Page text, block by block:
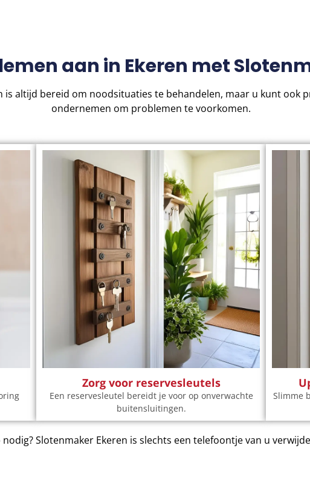
aan in Ekeren met
is altijd bereid om noodsituaties te behandelen, maar u kunt ook
ondernemen om problemen te voorkomen.
Zorg voor reservesleutels
Een reservesleutel bereidt je voor op onverwachte
buitensluitingen.
Slimme
nodig? Slotenmaker Ekeren is slechts een telefoontje van u